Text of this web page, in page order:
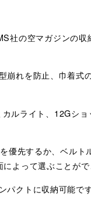
の空マガジンの
れを防止、巾着
ルライト、12Gシ
先するか、ベル
よって選ぶことがで
クトに収納可能で